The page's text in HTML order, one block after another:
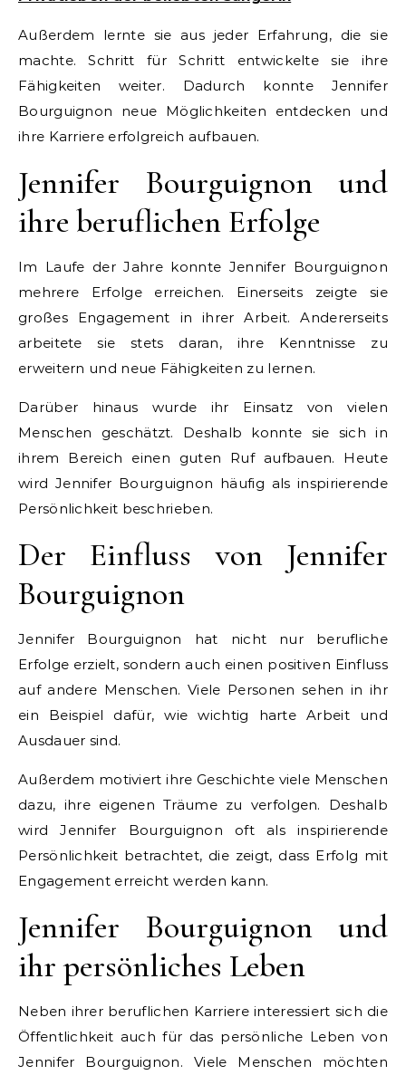
Außerdem lernte sie aus jeder Erfahrung, die sie
machte. Schritt für Schritt entwickelte sie ihre
Fähigkeiten weiter. Dadurch konnte Jennifer
Bourguignon neue Möglichkeiten entdecken und
ihre Karriere erfolgreich aufbauen.
Jennifer Bourguignon und
ihre beruflichen Erfolge
Im Laufe der Jahre konnte Jennifer Bourguignon
mehrere Erfolge erreichen. Einerseits zeigte sie
großes Engagement in ihrer Arbeit. Andererseits
arbeitete sie stets daran, ihre Kenntnisse zu
erweitern und neue Fähigkeiten zu lernen.
Darüber hinaus wurde ihr Einsatz von vielen
Menschen geschätzt. Deshalb konnte sie sich in
ihrem Bereich einen guten Ruf aufbauen. Heute
wird Jennifer Bourguignon häufig als inspirierende
Persönlichkeit beschrieben.
Der Einfluss von Jennifer
Bourguignon
Jennifer Bourguignon hat nicht nur berufliche
Erfolge erzielt, sondern auch einen positiven Einfluss
auf andere Menschen. Viele Personen sehen in ihr
ein Beispiel dafür, wie wichtig harte Arbeit und
Ausdauer sind.
Außerdem motiviert ihre Geschichte viele Menschen
dazu, ihre eigenen Träume zu verfolgen. Deshalb
wird Jennifer Bourguignon oft als inspirierende
Persönlichkeit betrachtet, die zeigt, dass Erfolg mit
Engagement erreicht werden kann.
Jennifer Bourguignon und
ihr persönliches Leben
Neben ihrer beruflichen Karriere interessiert sich die
Öffentlichkeit auch für das persönliche Leben von
Jennifer Bourguignon. Viele Menschen möchten